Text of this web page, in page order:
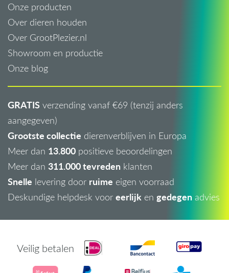
Onze producten
Over dieren houden
Over GrootPlezier.nl
Showroom en productie
Onze blog
GRATIS verzending vanaf €69 (tenzij anders
aangegeven)
Grootste collectie dierenverblijven in Europa
Meer dan 13.800 positieve beoordelingen
Meer dan 311.000 tevreden klanten
Snelle levering door ruime eigen voorraad
Deskundige helpdesk voor eerlijk en gedegen advies
Veilig betalen